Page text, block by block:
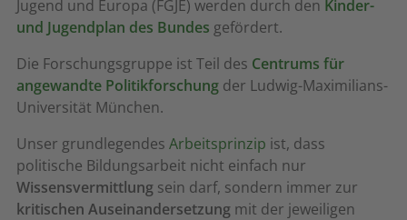
Jugend und Europa (FGJE) werden durch den Kinder-
und Jugendplan des Bundes gefördert.
Die Forschungsgruppe ist Teil des Centrums für
angewandte Politikforschung der Ludwig-Maximilians-
Universität München.
Unser grundlegendes Arbeitsprinzip ist, dass
politische Bildungsarbeit nicht einfach nur
Wissensvermittlung sein darf, sondern immer zur
kritischen Auseinandersetzung mit der jeweiligen